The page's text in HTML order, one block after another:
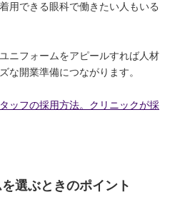
用できる眼科で働きたい人もいる
ニフォームをアピールすれば人材
な開業準備につながります。
ッフの採用方法。クリニックが採
選ぶときのポイント